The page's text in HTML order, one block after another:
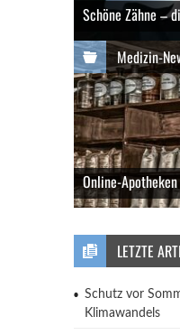
Schöne Zähne –
Medizin-
Online-
LETZTE
Schutz vor
Klimawandels